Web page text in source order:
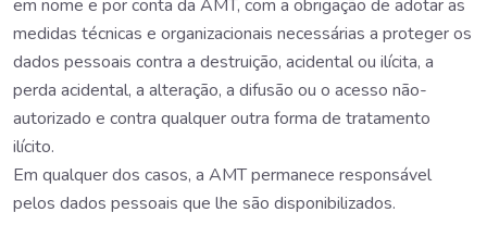
em nome e por conta da AMT, com a obrigação de adotar as
medidas técnicas e organizacionais necessárias a proteger os
dados pessoais contra a destruição, acidental ou ilícita, a
perda acidental, a alteração, a difusão ou o acesso não-
autorizado e contra qualquer outra forma de tratamento
ilícito.
Em qualquer dos casos, a AMT permanece responsável
pelos dados pessoais que lhe são disponibilizados.